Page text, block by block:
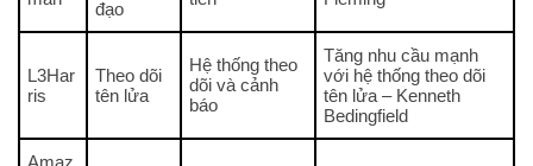
đạo
L3Har
ris
Theo dõi
tên lửa
Hệ thống theo
dõi và cảnh
báo
Tăng nhu cầu mạnh
với hệ thống theo dõi
tên lửa – Kenneth
Bedingfield
Amaz